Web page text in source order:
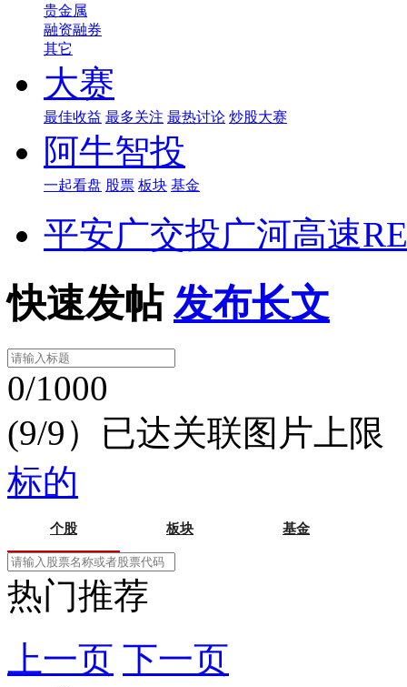
贵金属
融资融券
其它
大赛
最佳收益 最多关注 最热讨论 炒股大赛
阿牛智投
一起看盘 股票 板块 基金
平安广交投广河高速
快速发帖 发布长文
0/1000
(9/9）已达关联图片上限
标的
个股 板块 基金
热门推荐
上一页 下一页